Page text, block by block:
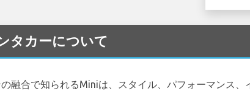
タカーについて
融合で知られるMiniは、スタイル、パフォーマンス